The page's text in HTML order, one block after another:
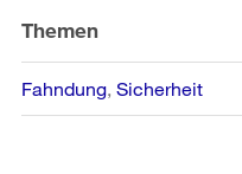
Themen
Fahndung Sicherheit